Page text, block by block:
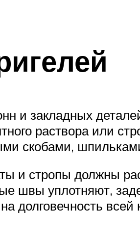
и закладных
раствора или
скобами,
и стропы должны
швы уплотняют,
долговечность всей